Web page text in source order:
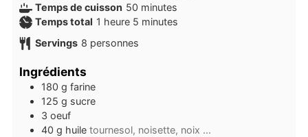
Temps de cuisson 50 minutes
minutes
Temps total 1 heure
heure 5 minutes
minutes
Servings 8 personnes
Ingrédients
180 g farine
125 g sucre
3 oeuf
40 g huile tournesol, noisette, noix ...